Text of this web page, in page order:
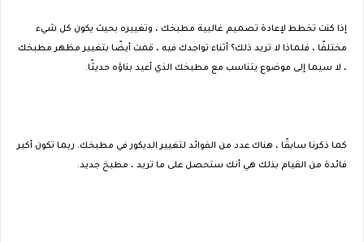
إذا كنت تخطط لإعادة تصميم غالبية مطبخك ، وتغييره بحيث يكون كل شيء
مختلفًا ، فلماذا لا تريد ذلك؟ أثناء تواجدك فيه ، قمت أيضًا بتغيير مظهر مطبخك
، لا سيما إلى موضوع يتناسب مع مطبخك الذي أعيد بناؤه حديثًا.
كما ذكرنا سابقًا ، هناك عدد من الفوائد لتغيير الديكور في مطبخك. ربما تكون أكبر
فائدة من القيام بذلك هي أنك ستحصل على ما تريد ، مطبخ جديد.